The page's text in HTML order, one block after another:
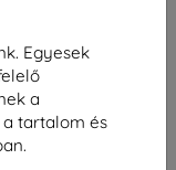
Egyesek
a
tartalom és
Pro 5G